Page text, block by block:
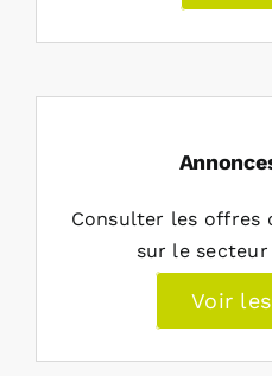
Consulter les offres
sur le secteur
Voir